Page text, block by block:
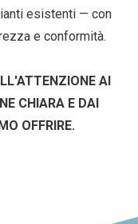
esistenti — con
e conformità.
AI
CHIARA E DAI
OFFRIRE.